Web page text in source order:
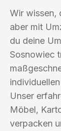
Wir wissen,
aber mit
du deine
Sosnowiec
Unser
Möbel,
verpacken